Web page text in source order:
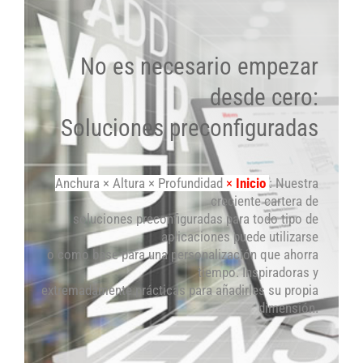
No es necesario empezar
desde cero:
Soluciones preconfiguradas
Anchura × Altura × Profundidad × Inicio: Nuestra
creciente cartera de
soluciones preconfiguradas para todo tipo de
aplicaciones puede utilizarse
o como base para una personalización que ahorra
tiempo. Inspiradoras y
extremadamente prácticas para añadirles su propia
dimensión.